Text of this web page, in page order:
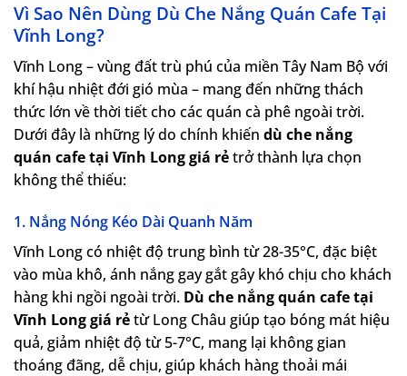
Vì Sao Nên Dùng Dù Che Nắng Quán Cafe Tại
Vĩnh Long?
Vĩnh Long – vùng đất trù phú của miền Tây Nam Bộ với
khí hậu nhiệt đới gió mùa – mang đến những thách
thức lớn về thời tiết cho các quán cà phê ngoài trời.
Dưới đây là những lý do chính khiến dù che nắng
quán cafe tại Vĩnh Long giá rẻtrở thành lựa chọn
không thể thiếu:
1. Nắng Nóng Kéo Dài Quanh Năm
Vĩnh Long có nhiệt độ trung bình từ 28-35°C, đặc biệt
vào mùa khô, ánh nắng gay gắt gây khó chịu cho khách
hàng khi ngồi ngoài trời. Dù che nắng quán cafe tại
Vĩnh Long giá rẻtừ Long Châu giúp tạo bóng mát hiệu
quả, giảm nhiệt độ từ 5-7°C, mang lại không gian
thoáng đãng, dễ chịu, giúp khách hàng thoải mái